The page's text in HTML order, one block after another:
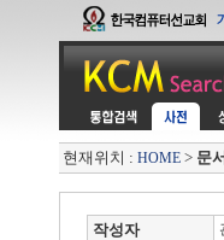
현재위치 : HOME > 문
작성자